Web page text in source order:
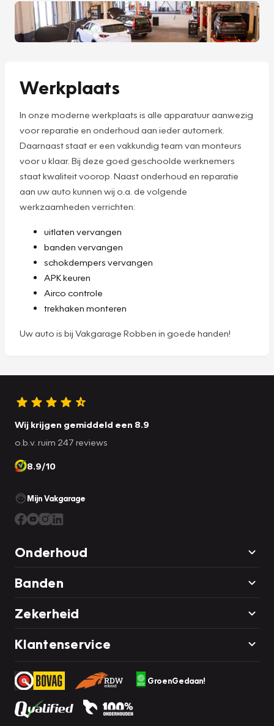
Werkplaats
In onze moderne werkplaats is alle apparatuur aanwezig
voor reparatie en onderhoud aan ieder automerk.
Daarnaast staat er een vakkundig team van monteurs
voor u klaar. Bij deze goed geschoolde werknemers
staat kwaliteit voorop. Naast onderhoud en reparatie
aan uw auto kunnen wij o.a. de volgende
werkzaamheden verrichten:
uitlaten vervangen
banden vervangen
schokdempers vervangen
APK keuren
Airco controle
trekhaken monteren
Uw auto is bij Vakgarage Robben in goede handen!
Wij krijgen gemiddeld een 8.9
o.b.v. ruim 247 reviews
8.9/10
Mijn Vakgarage
Onderhoud
Banden
Zekerheid
Klantenservice
GroenGedaan!